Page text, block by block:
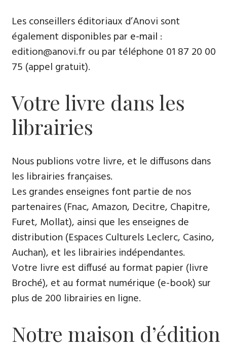
Les conseillers éditoriaux d’Anovi sont
également disponibles par e-mail :
edition@anovi.fr ou par téléphone ​​0​1 87 20 00
75 (appel gratuit).
Votre livre dans les
librairies
Nous publions votre livre, et le diffusons dans
les librairies françaises​.
Les grandes enseignes font partie de nos
partenaires (Fnac, Amazon, Decitre, Chapitre,
Furet, Mollat), ainsi que les enseignes de
distribution (Espaces Culturels Leclerc, Casino,
Auchan), et les librairies indépendantes.
Votre livre est diffusé au format papier (livre
Broché), et au format numérique (e-book) sur
plus de 200 librairies en ligne.
Notre maison d’édition